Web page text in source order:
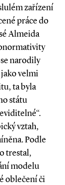
zařízení
práce do
Almeida
narodily
velmi
ta byla
státu
vztah,
Podle
trestal,
modelu
oblečení či